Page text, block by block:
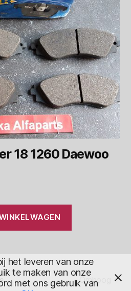
18 1260 Daewoo
Omhoog ↑
het leveren van onze
te maken van onze
met ons gebruik van